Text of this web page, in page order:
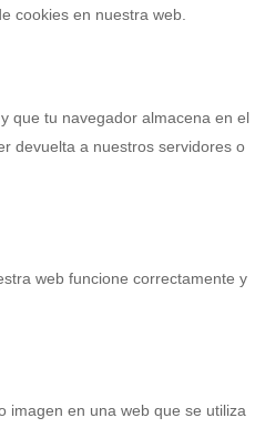
cookies en nuestra web.
que tu navegador almacena en el
devuelta a nuestros servidores o
web funcione correctamente y
imagen en una web que se utiliza